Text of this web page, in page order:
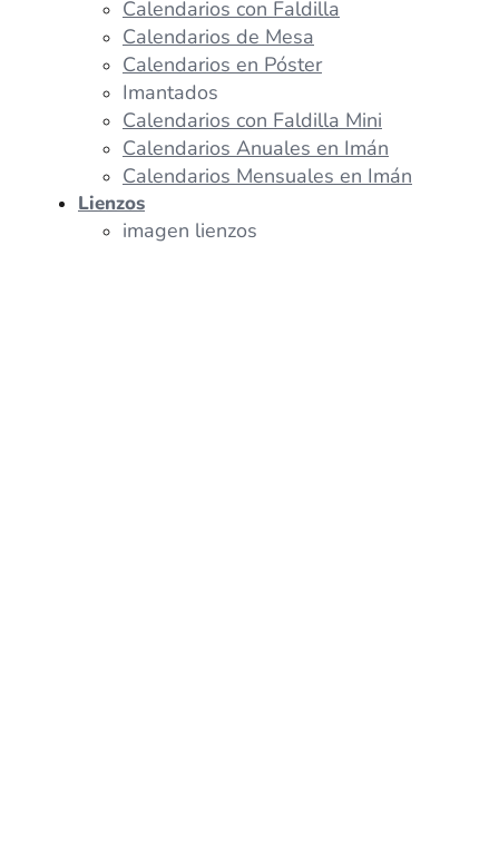
Calendarios con Faldilla
Calendarios de Mesa
Calendarios en Póster
Imantados
Calendarios con Faldilla Mini
Calendarios Anuales en Imán
Calendarios Mensuales en Imán
Lienzos
imagen lienzos